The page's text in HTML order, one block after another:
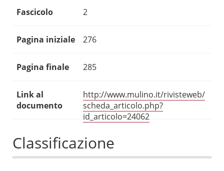
Fascicolo 2
Pagina iniziale 276
Pagina finale 285
Link al
documento
http://www.mulino.it/rivisteweb/
scheda_articolo.php?
id_articolo=24062
Classificazione